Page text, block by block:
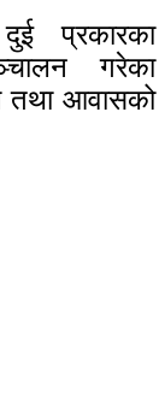
प्रकारका
गरेका
तथा आवासको